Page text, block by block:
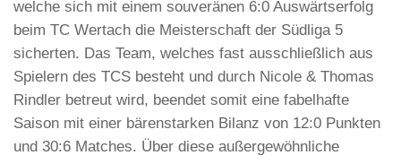
welche sich mit einem souveränen 6:0 Auswärtserfolg
beim TC Wertach die Meisterschaft der Südliga 5
sicherten. Das Team, welches fast ausschließlich aus
Spielern des TCS besteht und durch Nicole & Thomas
Rindler betreut wird, beendet somit eine fabelhafte
Saison mit einer bärenstarken Bilanz von 12:0 Punkten
und 30:6 Matches. Über diese außergewöhnliche